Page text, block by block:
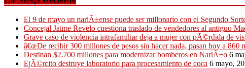
El 9 de mayo un nariÃ±ense puede ser millonario con el Segundo
Concejal Jaime Revelo cuestiona traslado de vendedores al antiguo
Grave caso de violencia intrafamiliar deja a mujer con pÃ©rdida de
â€œDe recibir 300 millones de pesos sin hacer nada, pasan hoy a 860
Destinan $2.700 millones para modernizar bomberos en NariÃ±o 6
EjÃ©rcito destruye laboratorio para procesamiento de coca 6 mayo,